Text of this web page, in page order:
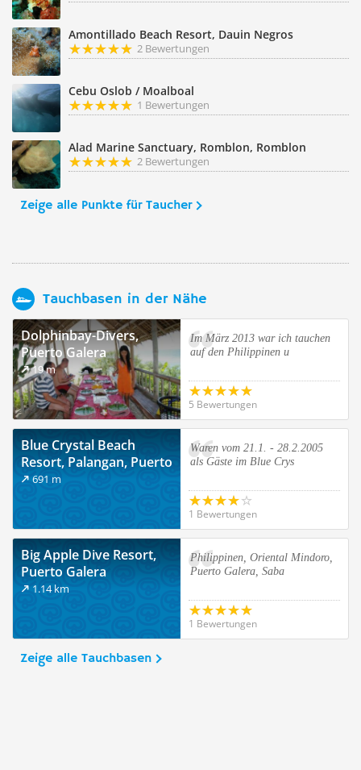
Amontillado Beach Resort, Dauin Negros
2 Bewertungen
Cebu Oslob / Moalboal
1 Bewertungen
Alad Marine Sanctuary, Romblon, Romblon
2 Bewertungen
Zeige alle Punkte für Taucher
Tauchbasen in der Nähe
Dolphinbay-Divers,
Puerto Galera
19 m
Im März 2013 war ich tauchen
auf den Philippinen u
5 Bewertungen
Blue Crystal Beach
Resort, Palangan, Puerto
Galera
691 m
Waren vom 21.1. - 28.2.2005
als Gäste im Blue Crys
1 Bewertungen
Big Apple Dive Resort,
Puerto Galera
1.14 km
Philippinen, Oriental Mindoro,
Puerto Galera, Saba
1 Bewertungen
Zeige alle Tauchbasen